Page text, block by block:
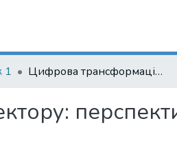
1 Цифрова трансформація аграрного сектору: перспективи, виклики та рішення